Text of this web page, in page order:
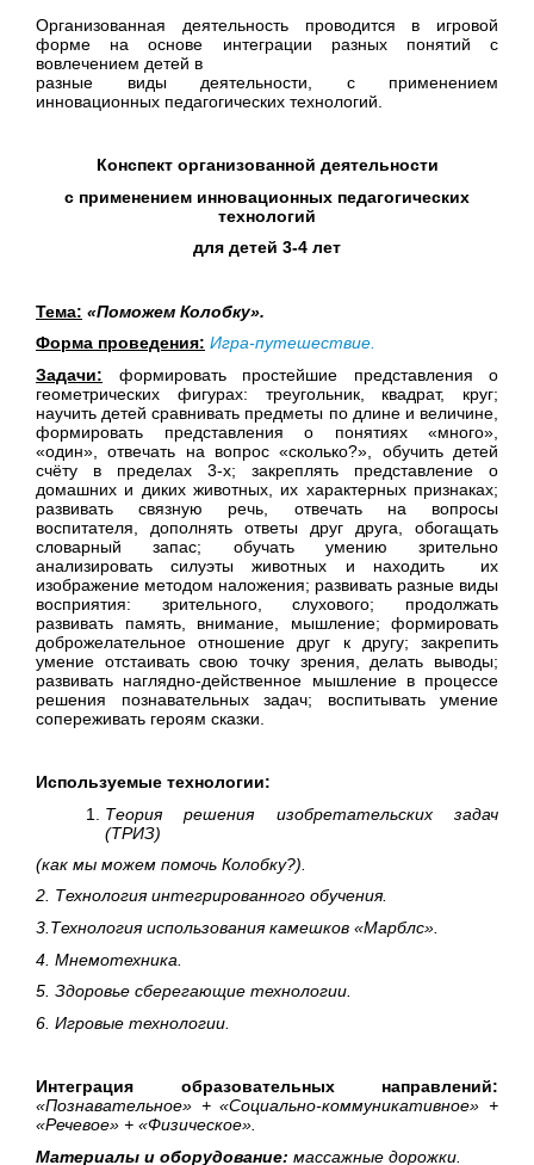
Организованная деятельность проводится в игровой
форме на основе интеграции разных понятий с
вовлечением детей в
разные виды деятельности, с применением
инновационных педагогических технологий.
Конспект организованной деятельности
с применением инновационных педагогических
технологий
для детей 3-4 лет
Тема: «Поможем Колобку».
Форма проведения: Игра-путешествие.
Задачи: формировать простейшие представления о
геометрических фигурах: треугольник, квадрат, круг;
научить детей сравнивать предметы по длине и величине,
формировать представления о понятиях «много»,
«один», отвечать на вопрос «сколько?», обучить детей
счёту в пределах 3-х; закреплять представление о
домашних и диких животных, их характерных признаках;
развивать связную речь, отвечать на вопросы
воспитателя, дополнять ответы друг друга, обогащать
словарный запас; обучать умению зрительно
анализировать силуэты животных и находить их
изображение методом наложения; развивать разные виды
восприятия: зрительного, слухового; продолжать
развивать память, внимание, мышление; формировать
доброжелательное отношение друг к другу; закрепить
умение отстаивать свою точку зрения, делать выводы;
развивать наглядно-действенное мышление в процессе
решения познавательных задач; воспитывать умение
сопереживать героям сказки.
Используемые технологии:
Теория решения изобретательских задач
(ТРИЗ)
(как мы можем помочь Колобку?).
2. Технология интегрированного обучения.
3.Технология использования камешков «Марблс».
4. Мнемотехника.
5. Здоровье сберегающие технологии.
6. Игровые технологии.
Интеграция образовательных направлений:
«Познавательное» + «Социально-коммуникативное» +
«Речевое» + «Физическое».
Материалы и оборудование: массажные дорожки.